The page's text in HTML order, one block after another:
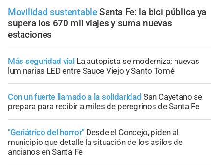
Movilidad sustentable Santa Fe: la bici pública ya
supera los 670 mil viajes y suma nuevas
estaciones
Más seguridad vial La autopista se moderniza: nuevas
luminarias LED entre Sauce Viejo y Santo Tomé
Con un fuerte llamado a la solidaridad San Cayetano se
prepara para recibir a miles de peregrinos de Santa Fe
"Geriátrico del horror" Desde el Concejo, piden al
municipio que detalle la situación de los asilos de
ancianos en Santa Fe